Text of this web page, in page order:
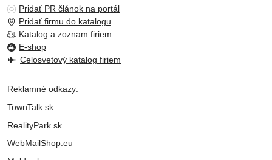
Pridať PR článok na portál
Pridať firmu do katalogu
Katalog a zoznam firiem
E-shop
Celosvetový katalog firiem
Reklamné odkazy:
TownTalk.sk
RealityPark.sk
WebMailShop.eu